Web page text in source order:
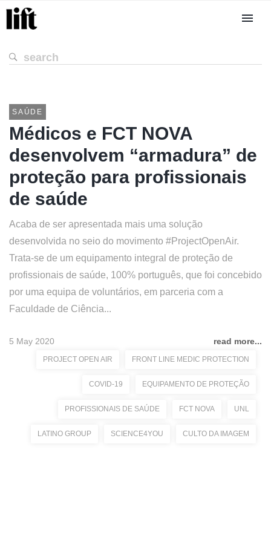
SAÚDE
Médicos e FCT NOVA
desenvolvem “armadura” de
proteção para profissionais
de saúde
Acaba de ser apresentada mais uma solução
desenvolvida no seio do movimento #ProjectOpenAir.
Trata-se de um equipamento integral de proteção de
profissionais de saúde, 100% português, que foi concebido
por uma equipa de voluntários, em parceria com a
Faculdade de Ciência...
5 May 2020 read more...
PROJECT OPEN AIR FRONT LINE MEDIC PROTECTION
COVID-19 EQUIPAMENTO DE PROTEÇÃO
PROFISSIONAIS DE SAÚDE FCT NOVA UNL
LATINO GROUP SCIENCE4YOU CULTO DA IMAGEM